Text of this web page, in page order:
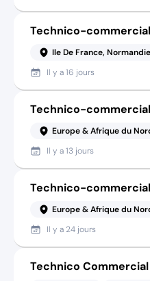
Technico-
Ile De France,
Il y a16 jours
Technico-
Europe & Afrique du
Il y a13 jours
Technico-
Europe & Afrique du
Il y a 24 jours
Technico